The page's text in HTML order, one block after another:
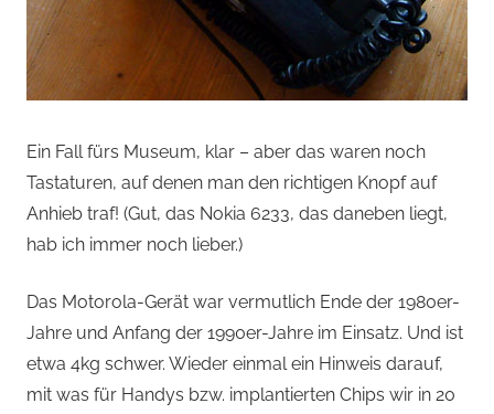
Ein Fall fürs Museum, klar – aber das waren noch
Tastaturen, auf denen man den richtigen Knopf auf
Anhieb traf! (Gut, das Nokia 6233, das daneben liegt,
hab ich immer noch lieber.)
Das Motorola-Gerät war vermutlich Ende der 1980er-
Jahre und Anfang der 1990er-Jahre im Einsatz. Und ist
etwa 4kg schwer. Wieder einmal ein Hinweis darauf,
mit was für Handys bzw. implantierten Chips wir in 20